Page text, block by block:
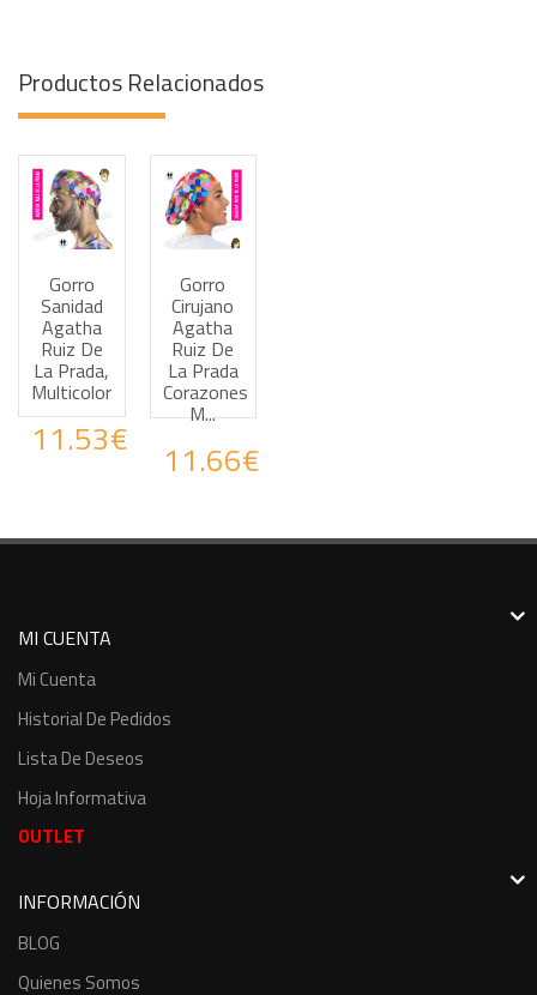
Productos Relacionados
Gorro
Sanidad
Agatha
Ruiz De
La Prada,
Multicolor
11.53€
Haz tus consultas por WhatsApp
Gorro
Cirujano
Agatha
Ruiz De
La Prada
Corazones
M...
11.66€
Haz tus consultas por WhatsApp
MI CUENTA
Mi Cuenta
Historial De Pedidos
Lista De Deseos
Hoja Informativa
OUTLET
INFORMACIÓN
BLOG
Quienes Somos